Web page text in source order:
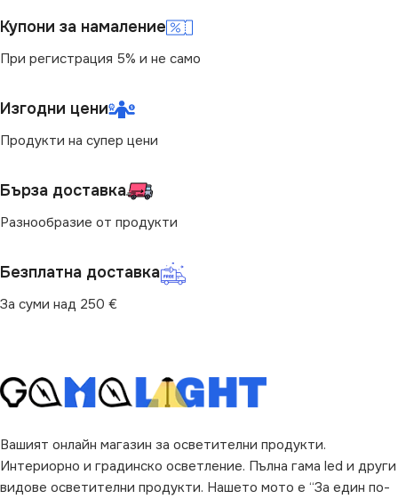
Купони за намаление
При регистрация 5% и не само
Изгодни цени
Продукти на супер цени
Бърза доставка
Разнообразие от продукти
Безплатна доставка
За суми над 250 €
Вашият онлайн магазин за осветителни продукти.
Интериорно и градинско осветление. Пълна гама led и други
видове осветителни продукти. Нашето мото е “За един по-